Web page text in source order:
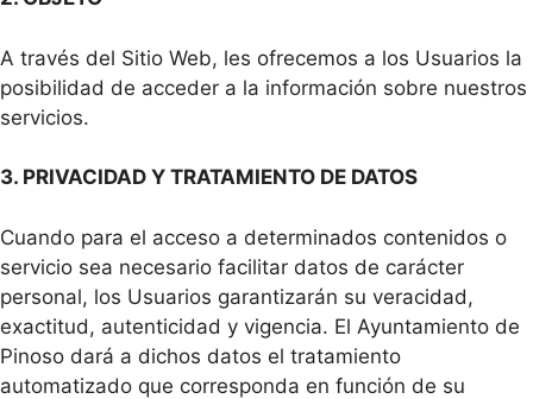
A través del Sitio Web, les ofrecemos a los Usuarios la
posibilidad de acceder a la información sobre nuestros
servicios.
3. PRIVACIDAD Y TRATAMIENTO DE DATOS
Cuando para el acceso a determinados contenidos o
servicio sea necesario facilitar datos de carácter
personal, los Usuarios garantizarán su veracidad,
exactitud, autenticidad y vigencia. El Ayuntamiento de
Pinoso dará a dichos datos el tratamiento
automatizado que corresponda en función de su